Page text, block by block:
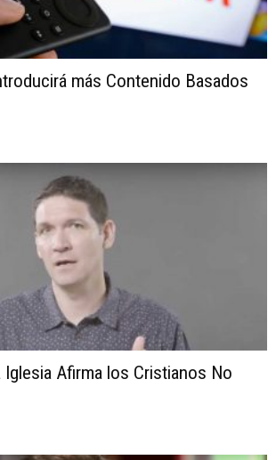
más Contenido Basados
Iglesia Afirma los Cristianos No